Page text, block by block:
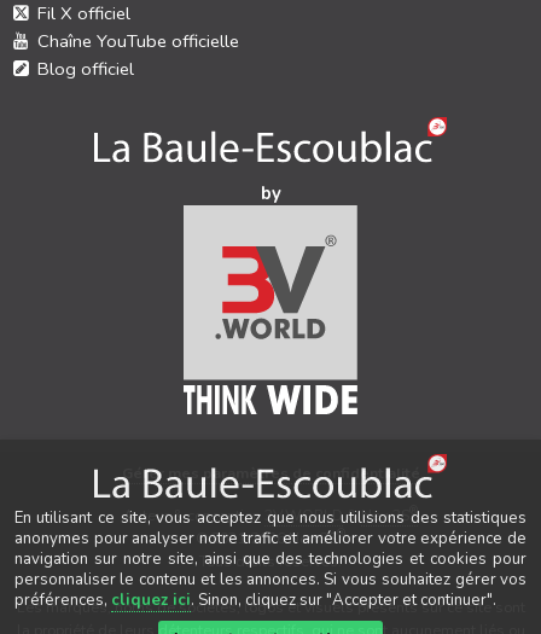
Fil X officiel
Chaîne YouTube officielle
Blog officiel
by
Gérer mes paramètres de confidentialité
Auteur & conception 3V.WORLD&New3S ®
© 2021-2026 New3S®
Tous droits réservés.
Les marques, noms de sociétés, logos et visuels présents sur ce site sont
la propriété de leurs détenteurs respectifs, qui ne sont aucunement liés ou
En utilisant ce site, vous acceptez que nous utilisions des statistiques
anonymes pour analyser notre trafic et améliorer votre expérience de
navigation sur notre site, ainsi que des technologies et cookies pour
personnaliser le contenu et les annonces. Si vous souhaitez gérer vos
préférences, cliquez ici. Sinon, cliquez sur "Accepter et continuer".